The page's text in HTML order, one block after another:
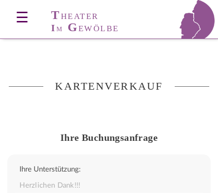
☰ THEATER
I M GEWÖLBE
KARTENVERKAUF
Ihre Buchungsanfrage
Ihre Unterstützung: